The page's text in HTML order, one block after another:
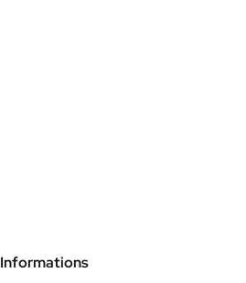
Informations